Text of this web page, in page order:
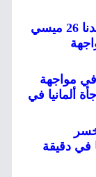
انفجار من إبراهيم حسن: في مصر عندنا 26 ميسي
مواجهة
ألمانيا في
في دقيقة